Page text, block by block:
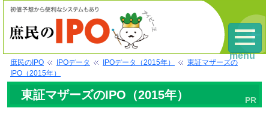
庶民のIPO IPOデータ IPOデータ（2015年）
東証マザーズの
IPO（2015年）
東証マザーズのIPO（2015年）
menu